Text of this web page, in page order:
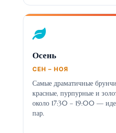
Осень
СЕН – НОЯ
Самые драматичные
красные, пурпурные и
около 17:30 – 19:00 —
пар.